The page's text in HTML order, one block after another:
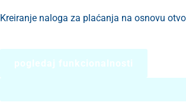
Kreiranje naloga za plaćanja na osnovu
pogledaj funkcionalnosti